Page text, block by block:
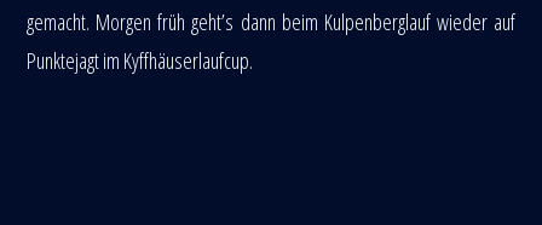
gemacht. Morgen früh geht’s dann beim Kulpenberglauf wieder auf
Punktejagt im Kyffhäuserlaufcup.